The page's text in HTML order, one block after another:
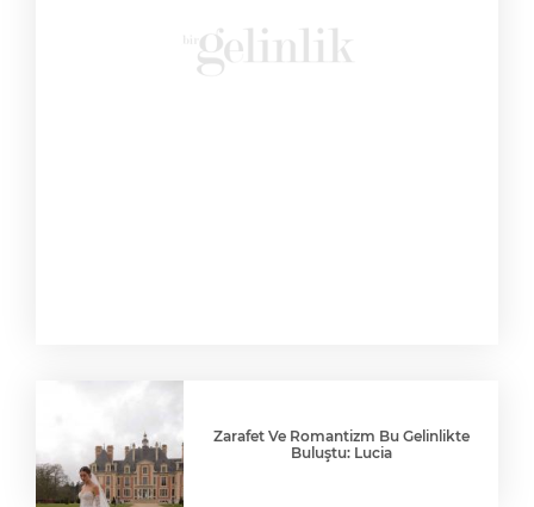
Zarafet Ve Romantizm Bu Gelinlikte
Buluştu: Lucia